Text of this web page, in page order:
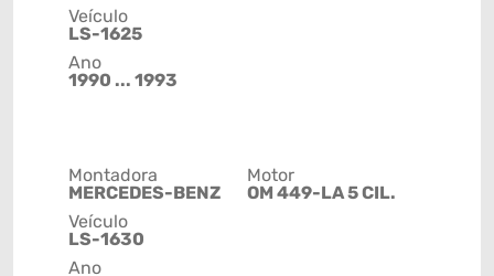
Veículo
LS-1625
Ano
1990 ... 1993
Montadora
MERCEDES-BENZ
Veículo
LS-1630
Ano
Motor
OM 449-LA 5 CIL.